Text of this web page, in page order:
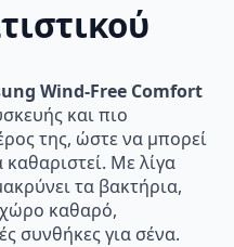
Wind-Free Comfort
και πιο
της, ώστε να μπορεί
Με λίγα
τα βακτήρια,
χώρο καθαρό,
συνθήκες για σένα.